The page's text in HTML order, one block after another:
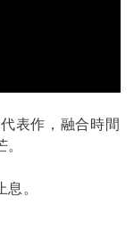
表作，融合時間
。